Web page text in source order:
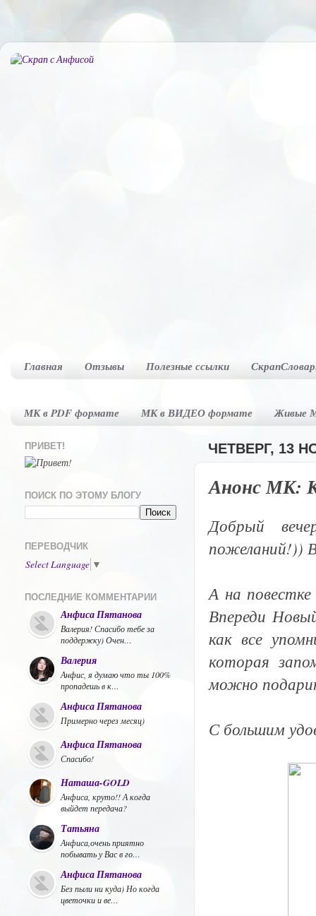
Главная Отзывы Полезные ссылки
МК в PDF формате МК в ВИДЕО формате Живые
ЧЕТВЕРГ, 13
Анонс МК:
Добрый
пожеланий!))
А на
Впереди
как все
которая
можно
С большим
ПРИВЕТ!
ПОИСК ПО ЭТОМУ БЛОГУ
ПЕРЕВОДЧИК
Select Language ▼
ПОСЛЕДНИЕ КОММЕНТАРИИ
Анфиса Пятанова
Валерия! Спасибо тебе за
поддержку) Очен…
Валерия
Анфис, я думаю что ты 100%
пропадешь в к…
Анфиса Пятанова
Примерно через месяц)
Анфиса Пятанова
Спасибо!
Наташа-GOLD
Анфиса, круто!! А когда
выйдет передача?
Татьяна
Анфиса,очень приятно
побывать у Вас в го…
Анфиса Пятанова
Без пыли ни куда) Но когда
цветочки и ве…